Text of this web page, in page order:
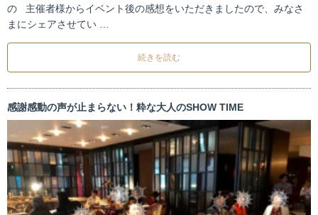
の 主催者様からイベント後の感想をいただきましたので、みなさ
まにシェアさせてい …
続きを読む
感謝感動の声が止まらない！粋な大人のSHOW TIME